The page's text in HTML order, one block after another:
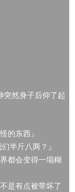
突然身子后仰了起
的东西』
半斤八两？』
都会变得一塌糊
是有点被带坏了